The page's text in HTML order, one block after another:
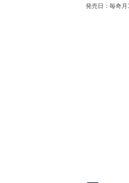
発売日：毎奇月